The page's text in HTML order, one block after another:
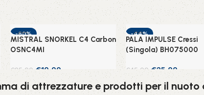
-60%
MISTRAL SNORKEL C4 Carbon
OSNC4MI
€25,00 €10,00
Aggiungi al carrello
-44%
PALA IMPULSE Cressi
(Singola) BH075000
€45,00 €25,00
Scegli
di attrezzature e prodotti per il